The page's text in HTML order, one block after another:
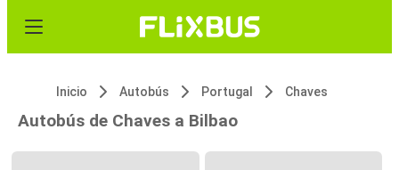
Inicio Autobús Portugal Chaves
Autobús de Chaves a Bilbao